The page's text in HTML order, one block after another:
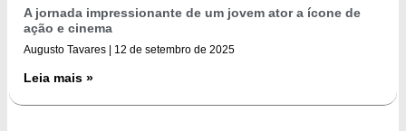
A jornada impressionante de um jovem ator a ícone de
ação e cinema
Augusto Tavares 12 de setembro de 2025
Leia mais »